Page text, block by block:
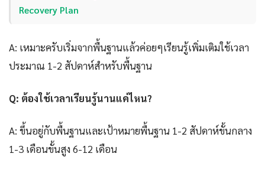
Recovery Plan
A: เหมาะครับเริ่มจากพื้นฐานแล้วค่อยๆเรียนรู้เพิ่มเติมใช้เวลา
ประมาณ 1-2 สัปดาห์สำหรับพื้นฐาน
Q: ต้องใช้เวลาเรียนรู้นานแค่ไหน?
A: ขึ้นอยู่กับพื้นฐานและเป้าหมายพื้นฐาน 1-2 สัปดาห์ขั้นกลาง
1-3 เดือนขั้นสูง 6-12 เดือน